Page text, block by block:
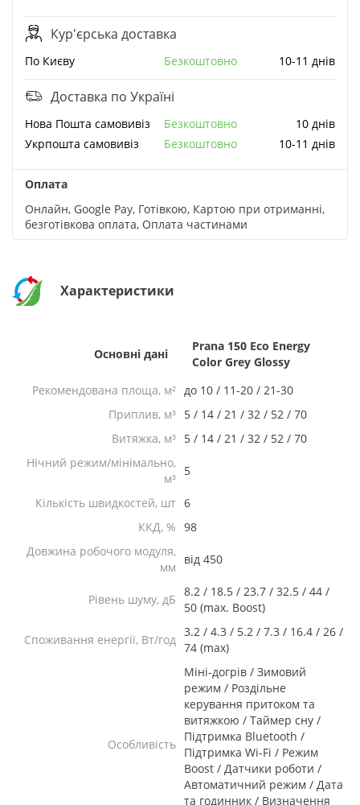
Кур'єрська доставка
По Києву Безкоштовно 10-11 днів
Доставка по Україні
Нова Пошта cамовивіз Безкоштовно
10 днів
Укрпошта cамовивіз
Безкоштовно 10-11 днів
Оплата
Онлайн, Google Pay, Готівкою, Картою при отриманні,
безготівкова оплата, Оплата частинами
Характеристики
Основні дані
Prana 150 Eco Energy
Color Grey Glossy
Рекомендована площа, м² до 10 / 11-20 / 21-30
Приплив, м³ 5 / 14 / 21 / 32 / 52 / 70
Витяжка, м³ 5 / 14 / 21 / 32 / 52 / 70
Нічний режим/мінімально,
м³
5
Кількість швидкостей, шт 6
ККД, % 98
Довжина робочого модуля,
мм
від 450
Рівень шуму, дБ
8.2 / 18.5 / 23.7 / 32.5 / 44 /
50 (max. Boost)
Споживання енергії, Вт/год
3.2 / 4.3 / 5.2 / 7.3 / 16.4 / 26 /
74 (max)
Особливість
Міні-догрів / Зимовий
режим / Роздільне
керування притоком та
витяжкою / Таймер сну /
Підтримка Bluetooth /
Підтримка Wi-Fi / Режим
Boost / Датчики роботи /
Автоматичний режим / Дата
та годинник / Визначення